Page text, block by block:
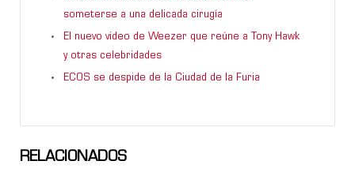
someterse a una delicada cirugía
El nuevo video de Weezer que reúne a Tony Hawk
y otras celebridades
ECOS se despide de la Ciudad de la Furia
RELACIONADOS